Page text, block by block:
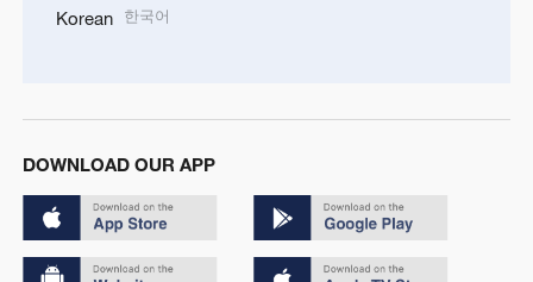
Korean 한국어
DOWNLOAD OUR APP